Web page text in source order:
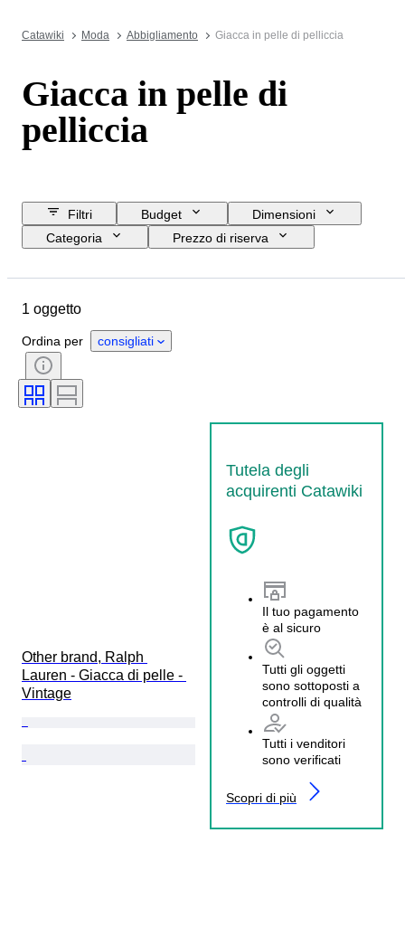
Catawiki Moda Abbigliamento Giacca in pelle di pelliccia
Giacca in pelle di
pelliccia
Filtri Budget
Dimensioni
Categoria
Prezzo di riserva
Genere
Epoca
1 oggetto
Ordina per consigliati
Other brand, Ralph
Lauren - Giacca di pelle -
Vintage
Tutela degli
acquirenti Catawiki
Il tuo pagamento
è al sicuro
Tutti gli oggetti
sono sottoposti a
controlli di qualità
Tutti i venditori
sono verificati
Scopri di più